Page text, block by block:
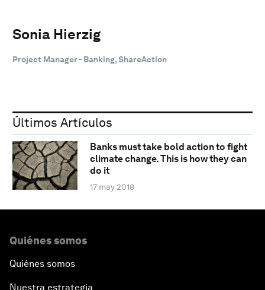
Sonia Hierzig
Project Manager - Banking, ShareAction
Últimos Artículos
Banks must take bold action to fight
climate change. This is how they can
do it
17 may 2018
Quiénes somos
Quiénes somos
Nuestra estrategia